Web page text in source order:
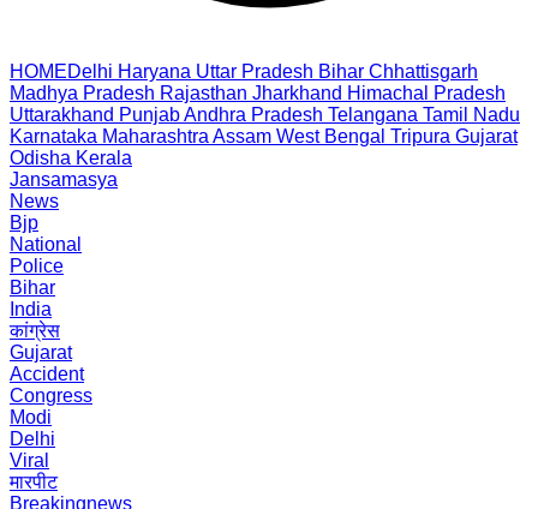
HOMEDelhi Haryana Uttar Pradesh Bihar Chhattisgarh
Madhya Pradesh Rajasthan Jharkhand Himachal Pradesh
Uttarakhand PunjabAndhra Pradesh Telangana Tamil Nadu
Karnataka Maharashtra Assam West Bengal Tripura Gujarat
Odisha Kerala
Jansamasya
News
Bjp
National
Police
Bihar
India
कांग्रेस
Gujarat
Accident
Congress
Modi
Delhi
Viral
मारपीट
Breakingnews